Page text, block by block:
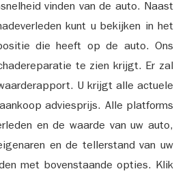
vinden van de auto. Naast
kunt u bekijken in het
die heeft op de auto. Ons
te zien krijgt. Er zal
U krijgt alle actuele
adviesprijs. Alle platforms
en de waarde van uw auto,
en de tellerstand van uw
met bovenstaande opties. Klik